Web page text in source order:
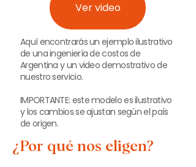
Ver video
Aquí encontrarás un ejemplo ilustrativo
de una ingeniería de costos de
Argentina y un video demostrativo de
nuestro servicio.
IMPORTANTE: este modelo es ilustrativo
y los cambios se ajustan según el país
de origen.
¿Por qué nos eligen?